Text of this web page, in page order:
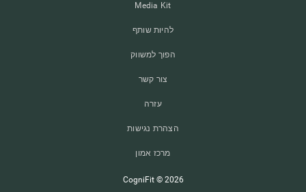
Media Kit
להיות שותף
הפוך למשווק
צור קשר
עזרה
הצהרת נגישות
מרכז אמון
CogniFit © 2026